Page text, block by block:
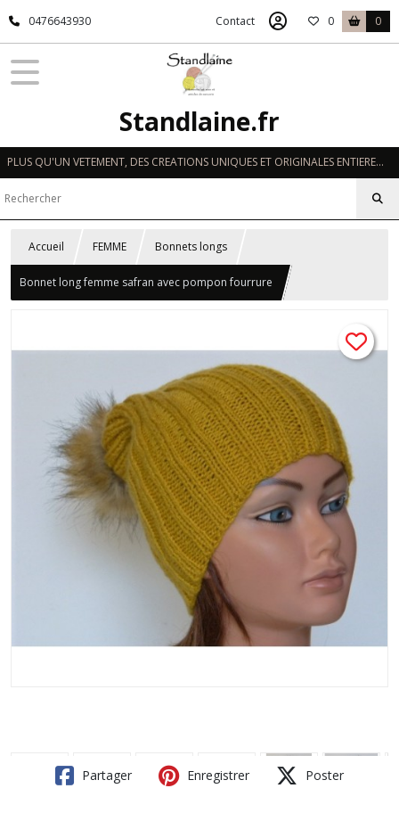
0476643930 Contact 0 0
Standlaine.fr
PLUS QU'UN VETEMENT, DES CREATIONS UNIQUES ET ORIGINALES ENTIEREMENT REALISEES A LA MAIN EN FRANCE
Accueil FEMME Bonnets longs
Bonnet long femme safran avec pompon fourrure
Partager Enregistrer Poster